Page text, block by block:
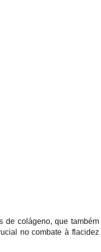
de colágeno, que também
no combate à flacidez